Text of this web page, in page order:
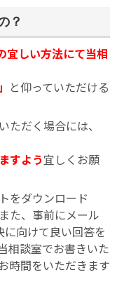
？
宜しい方法にて当相
と仰っていただける
ただく場合には、
すよう宜しくお願
をダウンロード
た、事前にメール
に向けて良い回答を
相談室でお書きいた
時間をいただきます